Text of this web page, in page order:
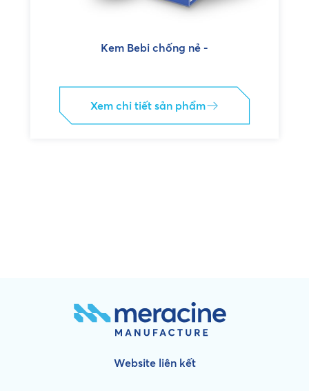
Kem Bebi chống nẻ -
Xem chi tiết sản phẩm
Website liên kết